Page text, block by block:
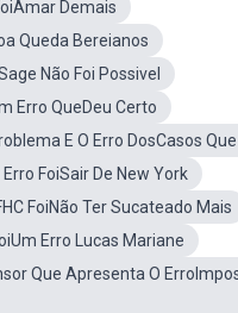
Demais
Queda Bereianos
Não Foi Possivel
Erro QueDeu Certo
E O Erro DosCasos
FoiSair De New York
FoiNão Ter Sucateado Mais
Erro Lucas Mariane
Que Apresenta O